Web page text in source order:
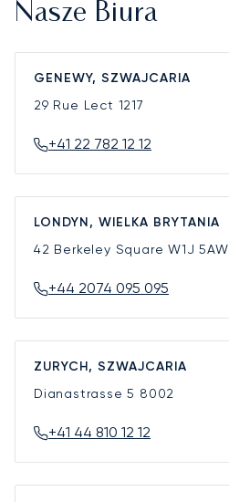
Nasze Biura
GENEWY, SZWAJCARIA
29 Rue Lect 1217
+41 22 782 12 12
LONDYN, WIELKA BRYTANIA
42 Berkeley SquareW1J 5AW
+44 2074 095 095
ZURYCH, SZWAJCARIA
Dianastrasse 5 8002
+41 44 810 12 12